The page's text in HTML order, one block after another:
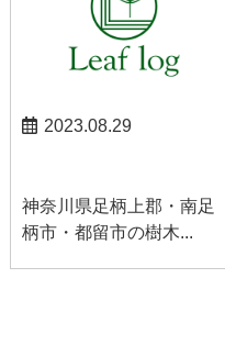
2023.08.29
神奈川県足柄上郡・南足
柄市・都留市の樹木...